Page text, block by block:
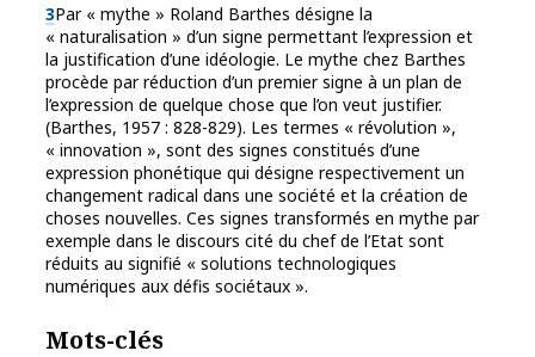
3Par « mythe » Roland Barthes désigne la
« naturalisation » d’un signe permettant l’expression et
la justification d’une idéologie. Le mythe chez Barthes
procède par réduction d’un premier signe à un plan de
l’expression de quelque chose que l’on veut justifier.
(Barthes, 1957 : 828-829). Les termes « révolution »,
« innovation », sont des signes constitués d’une
expression phonétique qui désigne respectivement un
changement radical dans une société et la création de
choses nouvelles. Ces signes transformés en mythe par
exemple dans le discours cité du chef de l’Etat sont
réduits au signifié « solutions technologiques
numériques aux défis sociétaux ».
Mots-clés